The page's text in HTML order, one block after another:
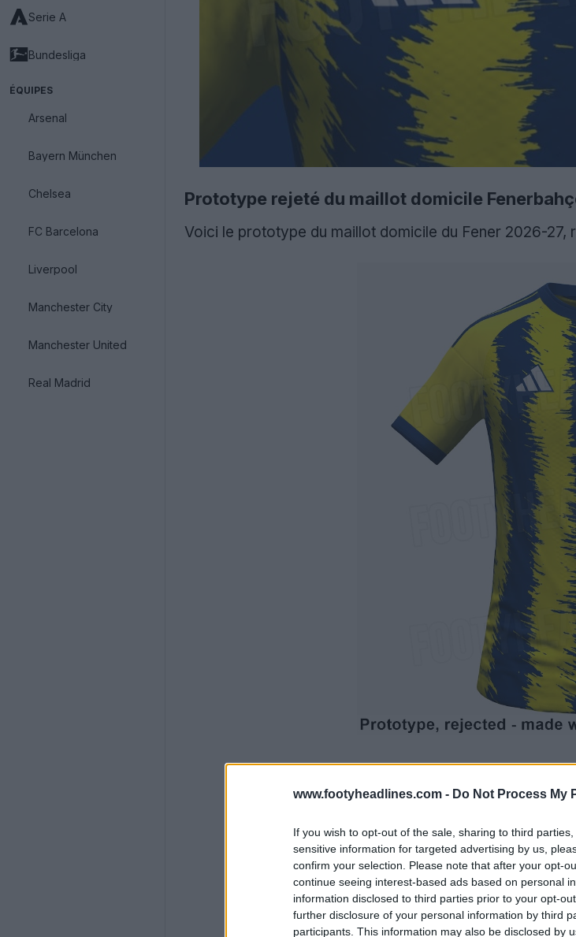
www.footyheadlines.com - Do Not Process My
If you wish to opt-out of the sale, sharing to third
sensitive information for targeted advertising by us,
confirm your selection. Please note that after your opt-
continue seeing interest-based ads based on personal
information disclosed to third parties prior to your opt-
further disclosure of your personal information by third
participants. This information may also be disclosed by
Serie A
Bundesliga
ÉQUIPES
Arsenal
Bayern München
Chelsea
FC Barcelona
Liverpool
Manchester City
Manchester United
Real Madrid
Prototype rejeté du maillot domicile
Voici le prototype du maillot domicile du Fener 2026-27,